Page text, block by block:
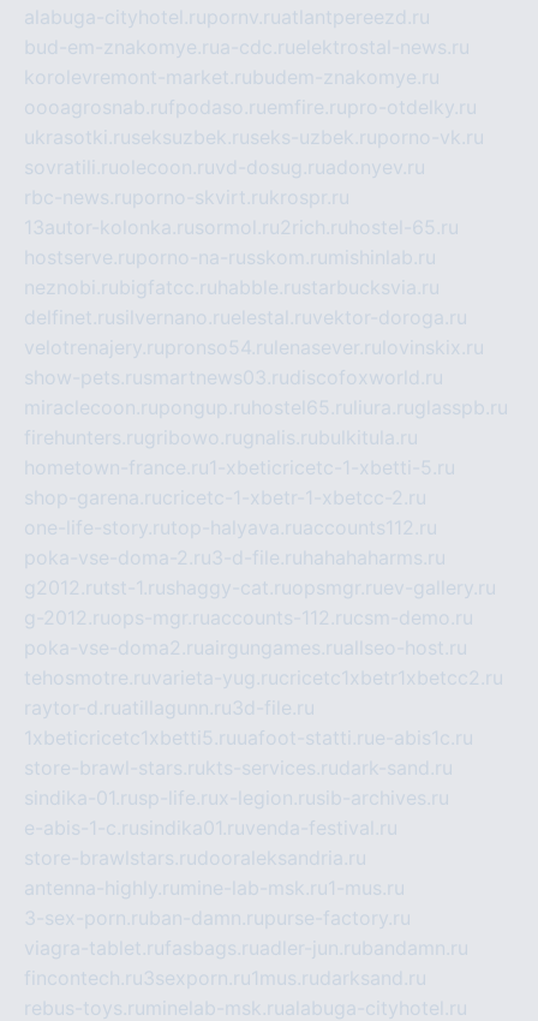
alabuga-cityhotel.rupornv.ruatlantpereezd.ru
bud-em-znakomye.rua-cdc.ruelektrostal-news.ru
korolevremont-market.rubudem-znakomye.ru
oooagrosnab.rufpodaso.ruemfire.rupro-otdelky.ru
ukrasotki.ruseksuzbek.ruseks-uzbek.ruporno-vk.ru
sovratili.ruolecoon.ruvd-dosug.ruadonyev.ru
rbc-news.ruporno-skvirt.rukrospr.ru
13autor-kolonka.rusormol.ru2rich.ru hostel-65.ru
hostserve.ruporno-na-russkom.ru mishinlab.ru
neznobi.rubigfatcc.ru habble.rustarbucksvia.ru
delfinet.rusilvernano.ruelestal.ruvektor-doroga.ru
velotrenajery.rupronso54.ru lenasever.ru lovinskix.ru
show-pets.rusmartnews03.rudiscofoxworld.ru
miraclecoon.rupongup.ru hostel65.ru liura.ruglasspb.ru
firehunters.rugribowo.rugnalis.rubulkitula.ru
hometown-france.ru1-xbeticricetc-1-xbetti-5.ru
shop-garena.rucricetc-1-xbetr-1-xbetcc-2.ru
one-life-story.rutop-halyava.ruaccounts112.ru
poka-vse-doma-2.ru3-d-file.ru hahahaharms.ru
g2012.rutst-1.rushaggy-cat.ruopsmgr.ruev-gallery.ru
g-2012.ruops-mgr.ruaccounts-112.rucsm-demo.ru
poka-vse-doma2.ruairgungames.ruallseo-host.ru
tehosmotre.ruvarieta-yug.rucricetc1xbetr1xbetcc2.ru
raytor-d.ruatillagunn.ru3d-file.ru
1xbeticricetc1xbetti5.ruuafoot-statti.rue-abis1c.ru
store-brawl-stars.rukts-services.rudark-sand.ru
sindika-01.rusp-life.rux-legion.rusib-archives.ru
e-abis-1-c.rusindika01.ruvenda-festival.ru
store-brawlstars.rudooraleksandria.ru
antenna-highly.ru mine-lab-msk.ru1-mus.ru
3-sex-porn.ruban-damn.rupurse-factory.ru
viagra-tablet.rufasbags.ruadler-jun.rubandamn.ru
fincontech.ru3sexporn.ru1mus.rudarksand.ru
rebus-toys.ru minelab-msk.rualabuga-cityhotel.ru